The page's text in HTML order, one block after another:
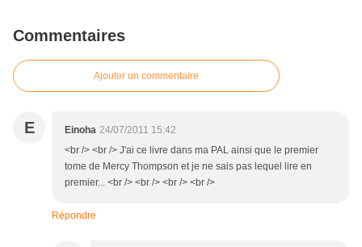
Commentaires
Ajouter un commentaire
E Einoha 24/07/2011 15:42
<br /> <br /> J'ai ce livre dans ma PAL ainsi que le premier
tome de Mercy Thompson et je ne sais pas lequel lire en
premier... <br /> <br /> <br /> <br />
Répondre